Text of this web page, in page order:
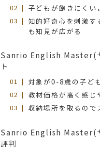
子どもが飽きにくい
知的好奇心を刺激す
も知見が広がる
Sanrio English Master(
ト
対象が0-8歳の子ど
教材価格が高く感じ
収納場所を取るので
Sanrio English Master(サ
評判